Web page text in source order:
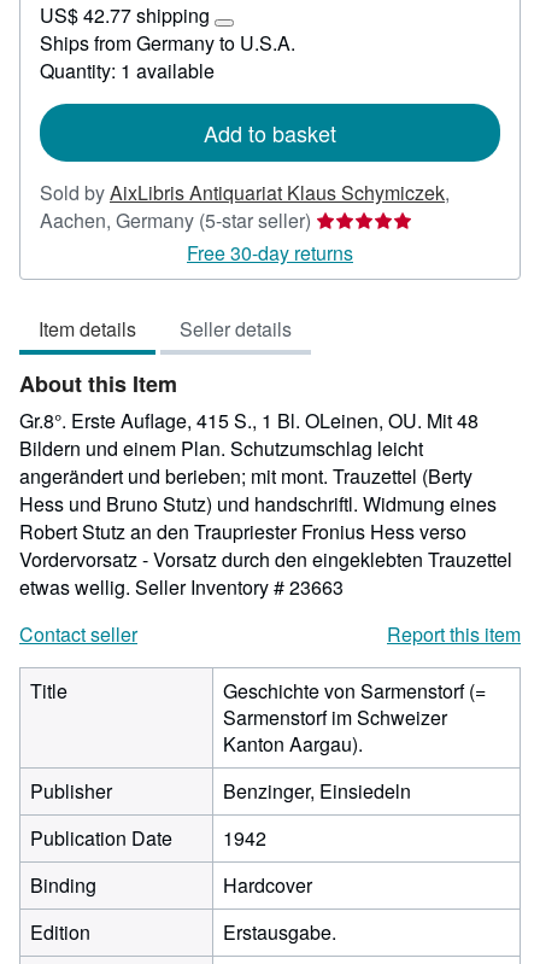
47.62
US$ 42.77 shipping
Learn
more
rates
Ships from Germany to U.S.A.
Quantity: 1 available
Add to basket
Sold byAixLibris Antiquariat Klaus Schymiczek,
Aachen, Germany (5-star seller) Seller
rating
5
Free 30-day returns
Item details Seller details
About this Item
Gr.8°. Erste Auflage, 415 S., 1 Bl. OLeinen, OU. Mit 48
Bildern und einem Plan. Schutzumschlag leicht
angerändert und berieben; mit mont. Trauzettel (Berty
Hess und Bruno Stutz) und handschriftl. Widmung eines
Robert Stutz an den Traupriester Fronius Hess verso
Vordervorsatz - Vorsatz durch den eingeklebten Trauzettel
etwas wellig. Seller Inventory # 23663
Contact seller
Report this item
Title
Geschichte von Sarmenstorf (=
Sarmenstorf im Schweizer
Kanton Aargau).
Publisher
Benzinger, Einsiedeln
Publication Date
1942
Binding
Hardcover
Edition
Erstausgabe.